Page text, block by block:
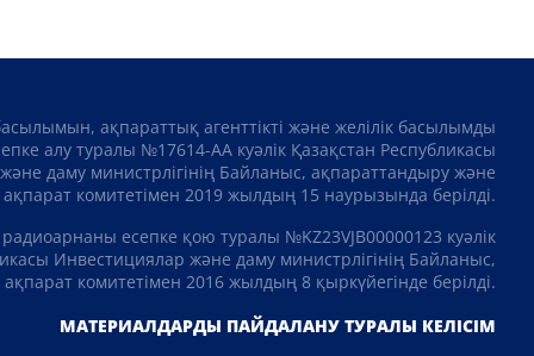
ақпараттық агенттікті және желілік басылымды
алу туралы №17614-АА куәлік Қазақстан Республикасы
даму министрлігінің Байланыс, ақпараттандыру және
ақпарат комитетімен 2019 жылдың 15 наурызында берілді.
есепке қою туралы №KZ23VJB00000123 куәлік
Инвестициялар және даму министрлігінің Байланыс,
комитетімен 2016 жылдың 8 қыркүйегінде берілді.
МАТЕРИАЛДАРДЫ ПАЙДАЛАНУ ТУРАЛЫ КЕЛІСІМ